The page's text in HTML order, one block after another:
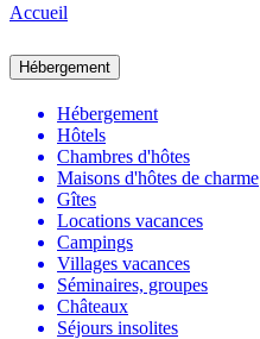
Accueil
Hébergement
Hébergement
Hôtels
Chambres d'hôtes
Maisons d'hôtes de charme
Gîtes
Locations vacances
Campings
Villages vacances
Séminaires, groupes
Châteaux
Séjours insolites